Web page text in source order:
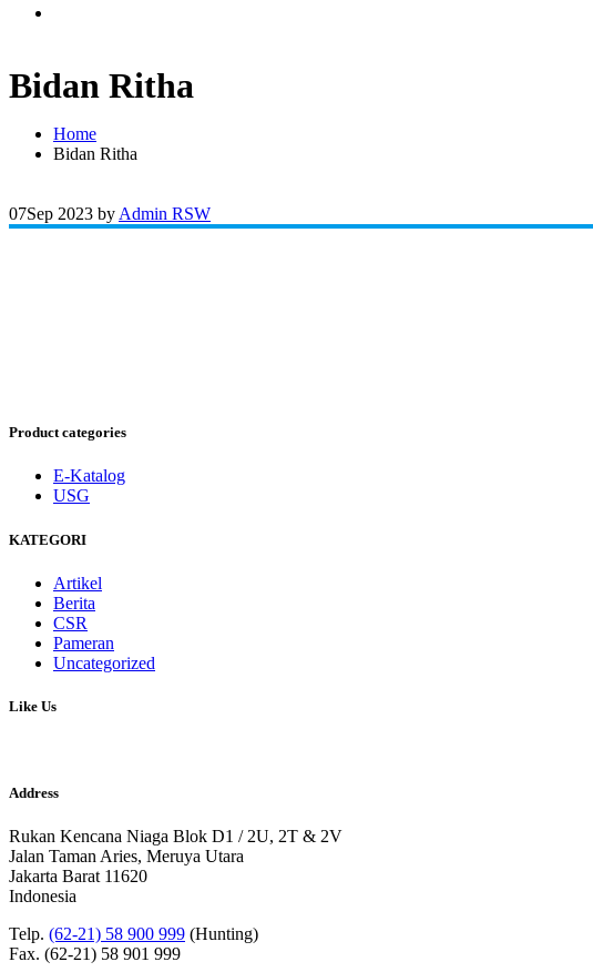
Bidan Ritha
Home
Bidan Ritha
07Sep 2023 by Admin RSW
Product categories
E-Katalog
USG
KATEGORI
Artikel
Berita
CSR
Pameran
Uncategorized
Like Us
Address
Rukan Kencana Niaga Blok D1 / 2U, 2T & 2V
Jalan Taman Aries, Meruya Utara
Jakarta Barat 11620
Indonesia
Telp. (62-21) 58 900 999 (Hunting)
Fax. (62-21) 58 901 999